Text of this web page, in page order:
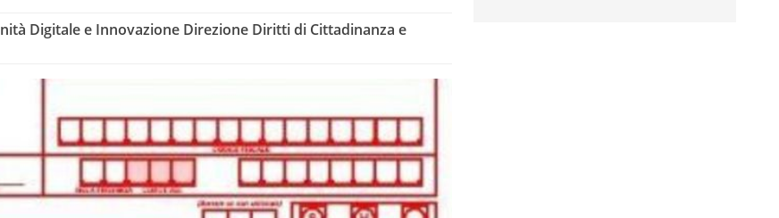
Digitale e Innovazione Direzione Diritti di Cittadinanza e